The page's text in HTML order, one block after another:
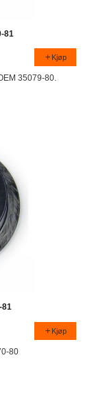
81
Kjøp
35079-80.
81
Kjøp
80